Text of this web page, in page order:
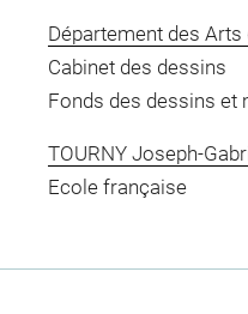
Département des Arts
Cabinet des dessins
Fonds des dessins et
TOURNY Joseph-
Ecole française